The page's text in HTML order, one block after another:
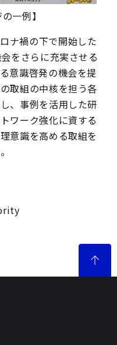
一例】
ナ禍の下で開始した
をさらに充実させる
意識啓発の機会を提
取組の中核を担う各
、事例を活用した研
ワーク強化に資する
意識を高める取組を